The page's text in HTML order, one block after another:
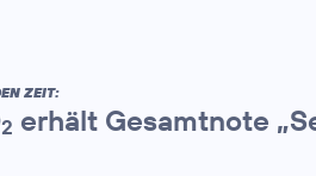
ZEIT:
2 erhält Gesamtnote